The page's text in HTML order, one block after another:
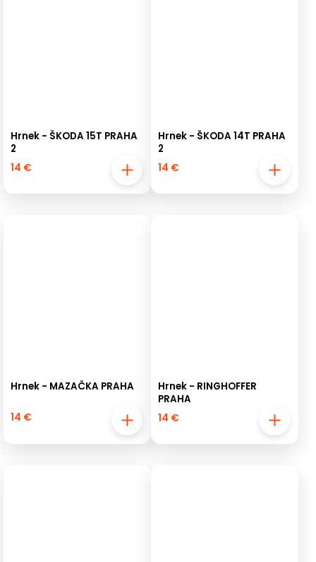
Hrnek - ŠKODA 15T PRAHA
2
14 €
Hrnek - ŠKODA 14T PRAHA
2
14 €
Hrnek - MAZAČKA PRAHA
14 €
Hrnek - RINGHOFFER
PRAHA
14 €